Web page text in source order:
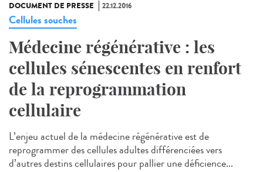
DOCUMENT DE PRESSE 22.12.2016
Cellules souches
Médecine régénérative : les
cellules sénescentes en renfort
de la reprogrammation
cellulaire
L’enjeu actuel de la médecine régénérative est de
reprogrammer des cellules adultes différenciées vers
d’autres destins cellulaires pour pallier une déficience...